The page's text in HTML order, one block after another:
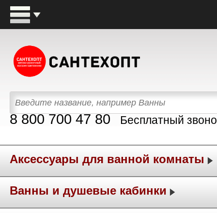
8 800 700 47 80 Бесплатный
Аксессуары для ванной комнаты
Ванны и душевые кабинки